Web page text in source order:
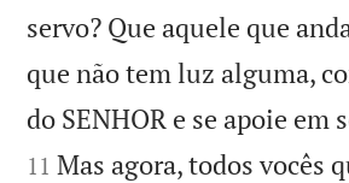
servo? Que aquele que
que não tem luz alguma,
do SENHOR e se apoie em
11 Mas agora, todos vocês